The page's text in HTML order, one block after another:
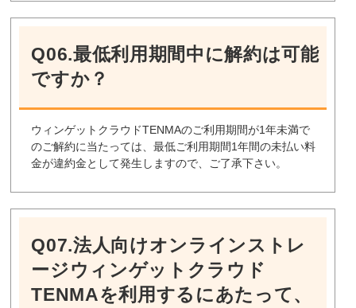
Q06.最低利用期間中に解約は可能
ですか？
ウィンゲットクラウドTENMAのご利用期間が1年未満で
のご解約に当たっては、最低ご利用期間1年間の未払い料
金が違約金として発生しますので、ご了承下さい。
Q07.法人向けオンラインストレ
ージウィンゲットクラウド
TENMAを利用するにあたって、